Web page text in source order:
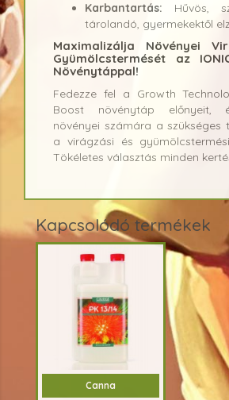
Karbantartás: Hűvös,
tárolandó, gyermekektől
Maximalizálja Növényei
Gyümölcstermését az
Növénytáppal!
Fedezze fel a Growth
Boost növénytáp előnyeit,
növényei számára a szükséges
a virágzási és
Tökéletes választás minden
Kapcsolódó termékek
Canna